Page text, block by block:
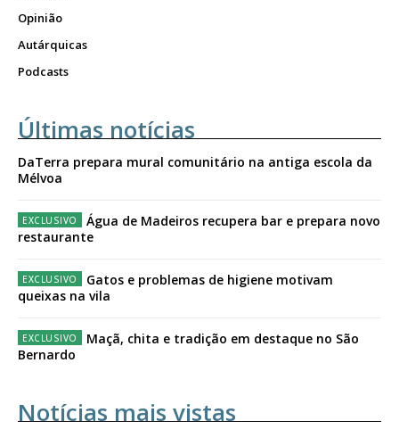
Opinião
Autárquicas
Podcasts
Últimas notícias
DaTerra prepara mural comunitário na antiga escola da
Mélvoa
Água de Madeiros recupera bar e prepara novo
restaurante
Gatos e problemas de higiene motivam
queixas na vila
Maçã, chita e tradição em destaque no São
Bernardo
Notícias mais vistas